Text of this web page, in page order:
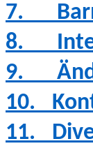
7.
8.
9.
10.
11.